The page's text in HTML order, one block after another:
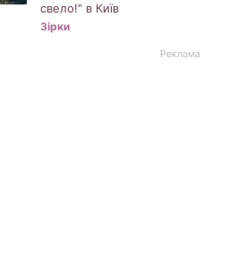
свело!" в Київ
Зірки
Реклама